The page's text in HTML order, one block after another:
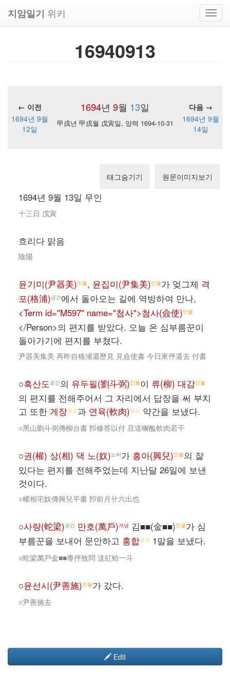
지암일기 위키
16940913
1694년 9월 13일
← 이전
다음 →
1694년 9월
12일
甲戌년 甲戌월 戊寅일, 양력 1694-10-31
1694년 9월
14일
태그숨기기 원문이미지보기
1694년 9월 13일 무인
十三日 戊寅
흐리다 맑음
陰陽
윤기미(尹器美)인물, 윤집미(尹集美)인물가 엊그제 격
포(格浦)공간에서 돌아오는 길에 역방하여 만나,
<Term id="M597" name="첨사">첨사(僉使)인물
</Person>의 편지를 받았다. 오늘 온 심부름꾼이
돌아가기에 편지를 부쳤다.
尹器美集美 再昨自格浦還歷見 見僉使書 今日來伻還去 付書
○흑산도공간의 유두필(劉斗弼)인물이 류(柳) 대감인물
의 편지를 전해주어서 그 자리에서 답장을 써 부치
고 또한 게장물품과 연육(軟肉)물품 약간을 보냈다.
○黑山劉斗弼傳柳台書 卽修答以付 且送蠏醢軟肉若干
○권(權) 상(相) 댁 노(奴)노비가 흥아(興兒)인물의 잘
있다는 편지를 전해주었는데 지난달 26일에 보낸
것이다.
○權相宅奴傳興兒平書 卽前月卄六出也
○사량(蛇梁)공간 만호(萬戶)개념 김■■(金■■)인물가 심
부름꾼을 보내어 문안하고 홍합물품 1말을 보냈다.
○蛇梁萬戶金■■專伻致問 送紅蛤一斗
○윤선시(尹善施)인물가 갔다.
○尹善施去
Edit